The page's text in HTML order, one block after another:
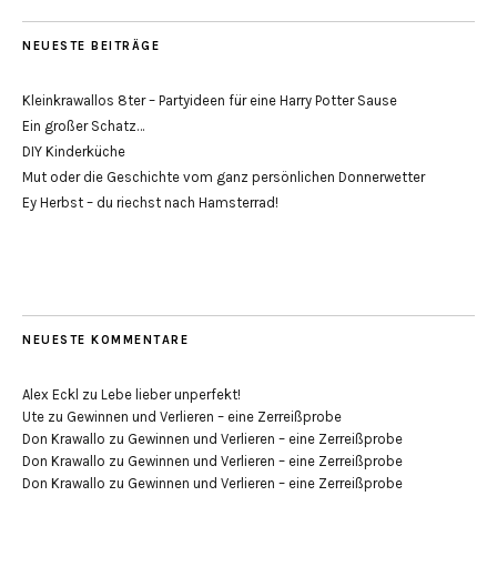
NEUESTE BEITRÄGE
Kleinkrawallos 8ter – Partyideen für eine Harry Potter Sause
Ein großer Schatz…
DIY Kinderküche
Mut oder die Geschichte vom ganz persönlichen Donnerwetter
Ey Herbst – du riechst nach Hamsterrad!
NEUESTE KOMMENTARE
Alex Eckl zu Lebe lieber unperfekt!
Ute zu Gewinnen und Verlieren – eine Zerreißprobe
Don Krawallo zu Gewinnen und Verlieren – eine Zerreißprobe
Don Krawallo zu Gewinnen und Verlieren – eine Zerreißprobe
Don Krawallo zu Gewinnen und Verlieren – eine Zerreißprobe